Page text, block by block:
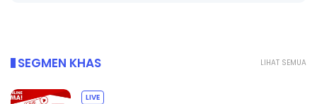
LIHAT SEMUA
SEGMEN KHAS
LIVE